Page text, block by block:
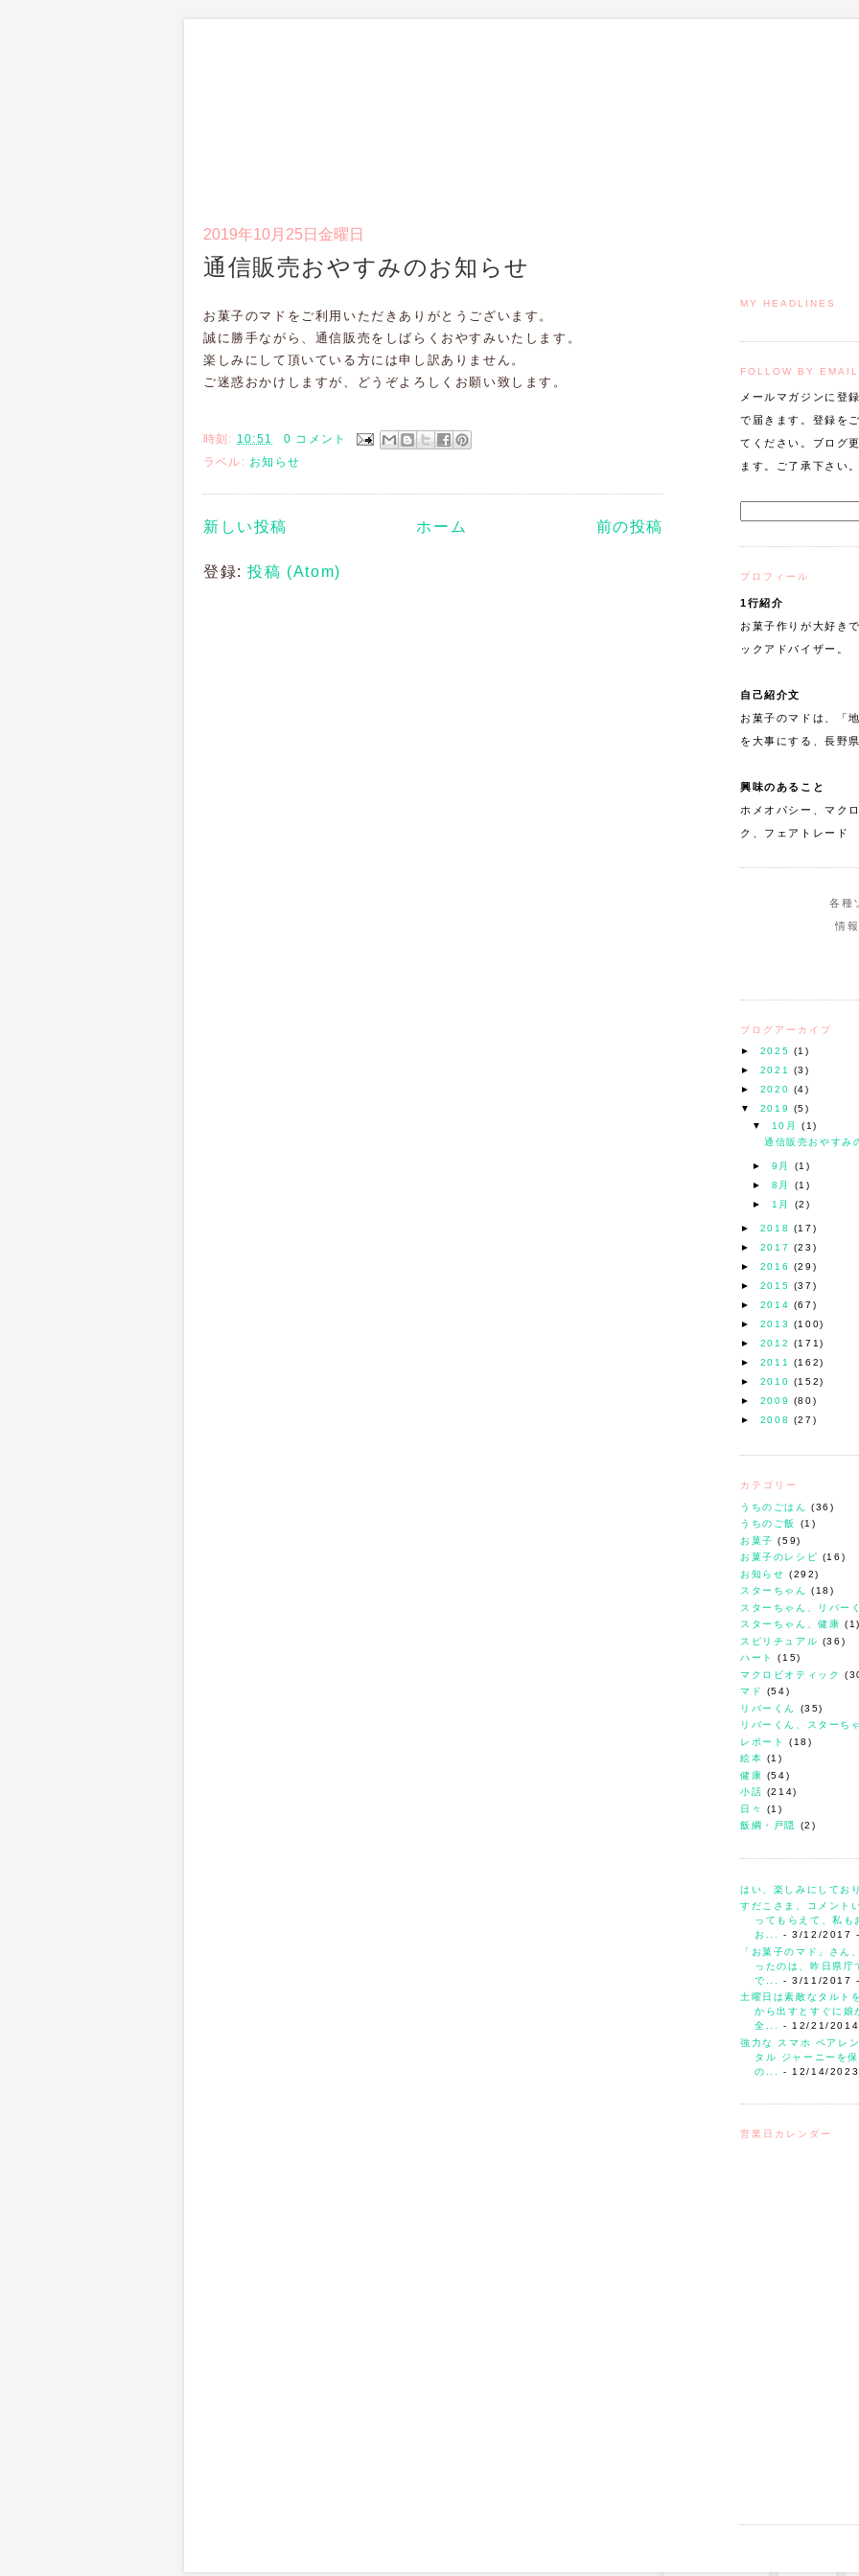
MY HEADLINES
FOLLOW BY EMAIL
メールマガジンに登
で届きます。登録を
てください。ブログ
ます。ご了承下さい。
プロフィール
1行紹介
お菓子作りが大好き
ックアドバイザー。
自己紹介文
お菓子のマドは、「
を大事にする、長野
興味のあること
ホメオパシー、マク
ク、フェアトレード
各種
情
ブログアーカイブ
► 2025 (1)
► 2021 (3)
► 2020 (4)
▼ 2019 (5)
▼
10月(1)
通信販売おやすみ
► 9月 (1)
► 8月 (1)
►
1月 (2)
► 2018 (17)
► 2017 (23)
► 2016 (29)
► 2015 (37)
► 2014 (67)
► 2013 (100)
► 2012 (171)
► 2011 (162)
► 2010 (152)
► 2009 (80)
► 2008 (27)
カテゴリー
うちのごはん
(36)
うちのご飯
(1)
お菓子 (59)
お菓子のレシピ (16)
お知らせ (292)
スターちゃん
(18)
スターちゃん、リバー
スターちゃん、健康 (1)
スピリチュアル (36)
ハート
(15)
マクロビオティック
マド
(54)
リバーくん
(35)
リバーくん、スターち
レポート
(18)
絵本 (1)
健康 (54)
小話 (214)
日々
(1)
飯綱・戸隠
(2)
はい、楽しみにしてお
すだこさま、コメント
ってもらえて、私も
お...
- 3/12/2017
「お菓子のマド」さん
ったのは、昨日県庁
で...
- 3/11/2017
土曜日は素敵なタルト
から出すとすぐに娘
全...
- 12/21/2014
強力な スマホ ペアレ
タル ジャーニーを
の...
- 12/14/2023
営業日カレンダー
2019年10月25日金曜日
通信販売おやすみのお知らせ
お菓子のマドをご利用いただきありがとうございます。
誠に勝手ながら、通信販売をしばらくおやすみいたします。
楽しみにして頂いている方には申し訳ありません。
ご迷惑おかけしますが、どうぞよろしくお願い致します。
時刻: 10:51
0 コメント
ラベル: お知らせ
新しい投稿 前の投稿
ホーム
登録:投稿 (Atom)